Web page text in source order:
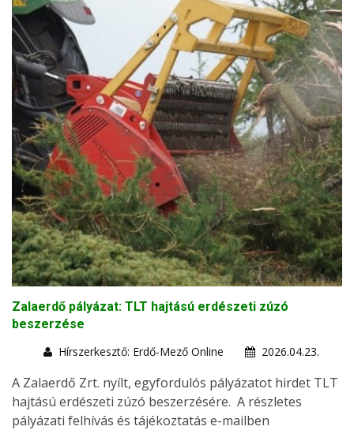
Zalaerdő pályázat: TLT hajtású erdészeti zúzó
beszerzése
Hírszerkesztő: Erdő-Mező Online
2026.04.23.
A Zalaerdő Zrt. nyílt, egyfordulós pályázatot hirdet TLT
hajtású erdészeti zúzó beszerzésére. A részletes
pályázati felhívás és tájékoztatás e-mailben